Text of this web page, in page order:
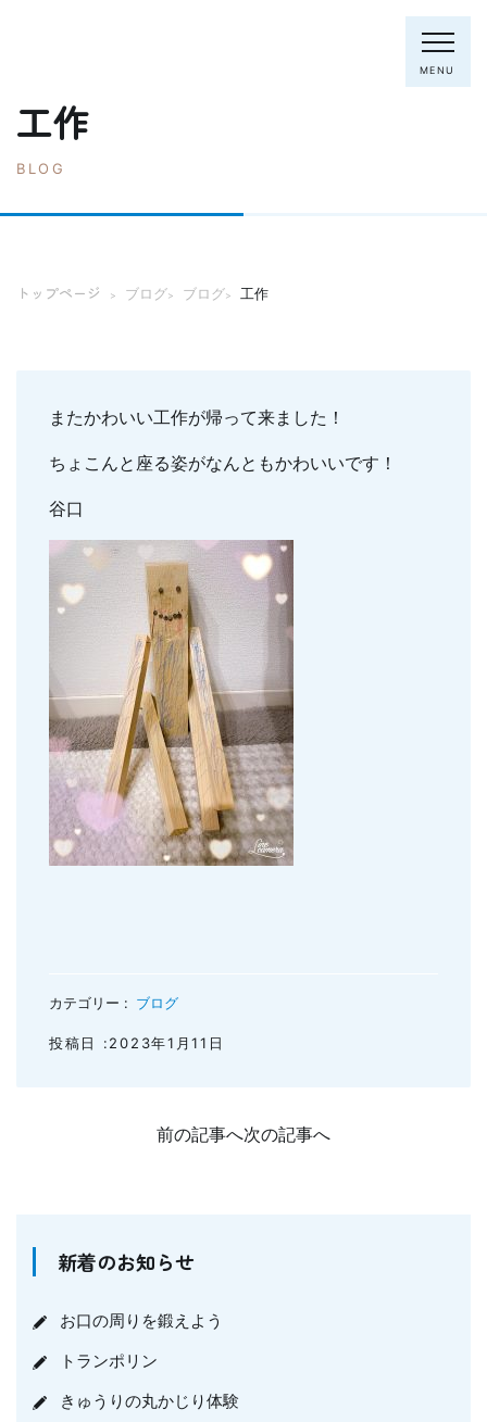
MENU
電話：0795-82-8281
予防歯科
小児のむし歯予防
小児の筋機能療法(MFT)
訪問口腔ケア
歯列矯正(主に成人)
入れ歯
顎関節症
ブログ
工作
BLOG
トップページ > ブログ> ブログ> 工作
またかわいい工作が帰って来ました！
ちょこんと座る姿がなんともかわいいです！
谷口
カテゴリー : ブログ
投稿日 :2023年1月11日
前の記事へ次の記事へ
新着のお知らせ
お口の周りを鍛えよう
トランポリン
きゅうりの丸かじり体験